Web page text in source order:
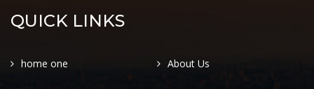
QUICK LINKS
home one About Us